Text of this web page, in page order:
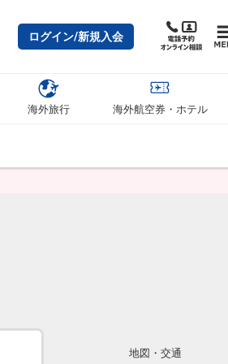
ログイン/新規入会
海外旅行 海外航空券・ホテル
地図・交通